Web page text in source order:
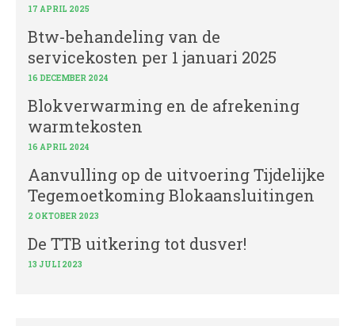
17 APRIL 2025
Btw-behandeling van de
servicekosten per 1 januari 2025
16 DECEMBER 2024
Blokverwarming en de afrekening
warmtekosten
16 APRIL 2024
Aanvulling op de uitvoering Tijdelijke
Tegemoetkoming Blokaansluitingen
2 OKTOBER 2023
De TTB uitkering tot dusver!
13 JULI 2023